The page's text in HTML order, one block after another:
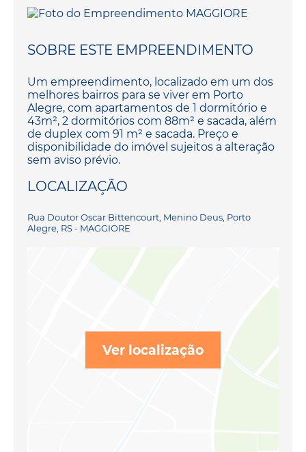
SOBRE ESTE EMPREENDIMENTO
Um empreendimento, localizado em um dos
melhores bairros para se viver em Porto
Alegre, com apartamentos de 1 dormitório e
43m², 2 dormitórios com 88m² e sacada, além
de duplex com 91 m² e sacada. Preço e
disponibilidade do imóvel sujeitos a alteração
sem aviso prévio.
LOCALIZAÇÃO
Rua Doutor Oscar Bittencourt, Menino Deus, Porto
Alegre, RS - MAGGIORE
Ver localização